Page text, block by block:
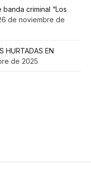
criminal “Los
de noviembre de
HURTADAS EN
de 2025